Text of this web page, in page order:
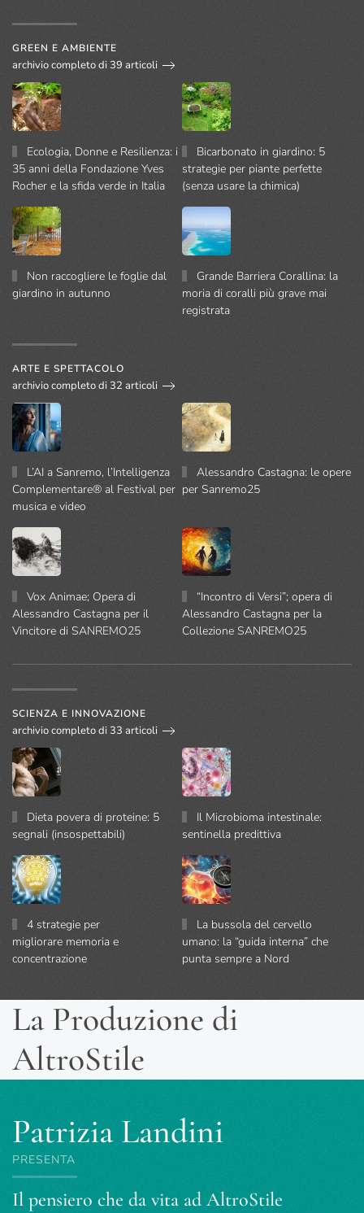
GREEN E AMBIENTE
archivio completo di 39 articoli
Ecologia, Donne e Resilienza: i
35 anni della Fondazione Yves
Rocher e la sfida verde in Italia
Bicarbonato in giardino: 5
strategie per piante perfette
(senza usare la chimica)
Non raccogliere le foglie dal
giardino in autunno
Grande Barriera Corallina: la
moria di coralli più grave mai
registrata
ARTE E SPETTACOLO
archivio completo di 32 articoli
L’AI a Sanremo, l’Intelligenza
Complementare® al Festival per
musica e video
Alessandro Castagna: le opere
per Sanremo25
Vox Animae; Opera di
Alessandro Castagna per il
Vincitore di SANREMO25
“Incontro di Versi”; opera di
Alessandro Castagna per la
Collezione SANREMO25
SCIENZA E INNOVAZIONE
archivio completo di 33 articoli
Dieta povera di proteine: 5
segnali (insospettabili)
Il Microbioma intestinale:
sentinella predittiva
4 strategie per
migliorare memoria e
concentrazione
La bussola del cervello
umano: la “guida interna” che
punta sempre a Nord
La Produzione di
AltroStile
Patrizia Landini
PRESENTA
Il pensiero che da vita ad AltroStile